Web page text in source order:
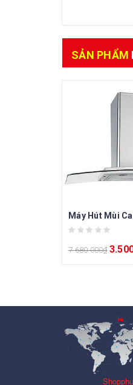
SẢN PHẨM
Máy Hút Mùi
7.680.000₫